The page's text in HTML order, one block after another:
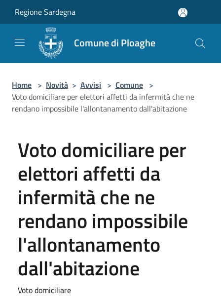
Regione Sardegna
Comune di Ploaghe
Home > Novità > Avvisi > Comune >
Voto domiciliare per elettori affetti da infermità che ne
rendano impossibile l'allontanamento dall'abitazione
Voto domiciliare per
elettori affetti da
infermità che ne
rendano impossibile
l'allontanamento
dall'abitazione
Voto domiciliare